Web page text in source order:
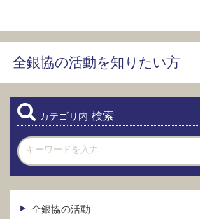
全銀協の活動を知りたい方
カテゴリ内 検索
全銀協の活動